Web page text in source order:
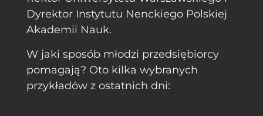
Dyrektor Instytutu Nenckiego Polskiej
Akademii Nauk.
W jaki sposób młodzi przedsiębiorcy
pomagają? Oto kilka wybranych
przykładów z ostatnich dni: